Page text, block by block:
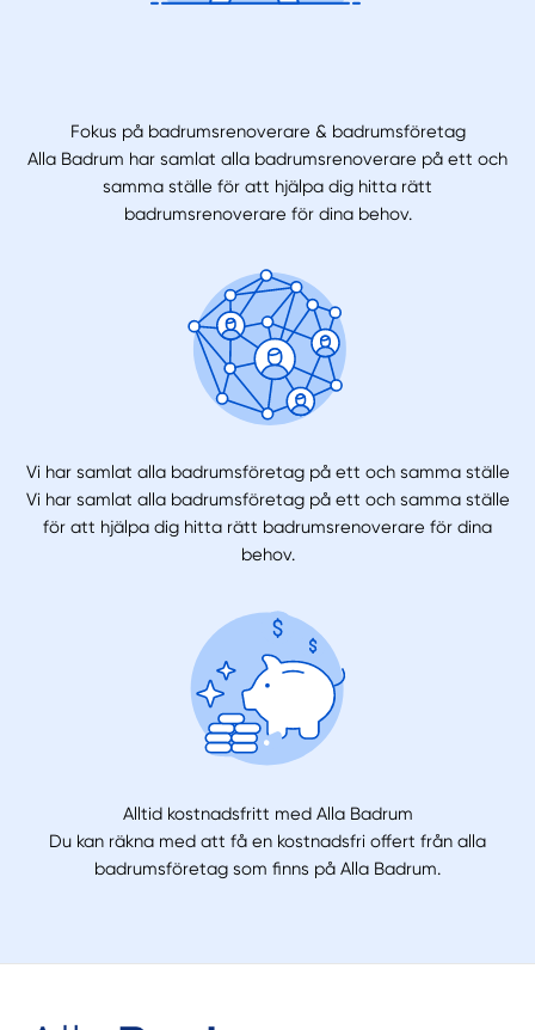
Fokus på badrumsrenoverare & badrumsföretag
Alla Badrum har samlat alla badrumsrenoverare på ett och
samma ställe för att hjälpa dig hitta rätt
badrumsrenoverare för dina behov.
Vi har samlat alla badrumsföretag på ett och samma ställe
Vi har samlat alla badrumsföretag på ett och samma ställe
för att hjälpa dig hitta rätt badrumsrenoverare för dina
behov.
Alltid kostnadsfritt med Alla Badrum
Du kan räkna med att få en kostnadsfri offert från alla
badrumsföretag som finns på Alla Badrum.